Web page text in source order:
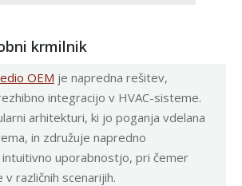
krmilnik
OEM je napredna rešitev,
integracijo v HVAC-sisteme.
arhitekturi, ki jo poganja vdelana
in združuje napredno
intuitivno uporabnostjo, pri čemer
različnih scenarijih.